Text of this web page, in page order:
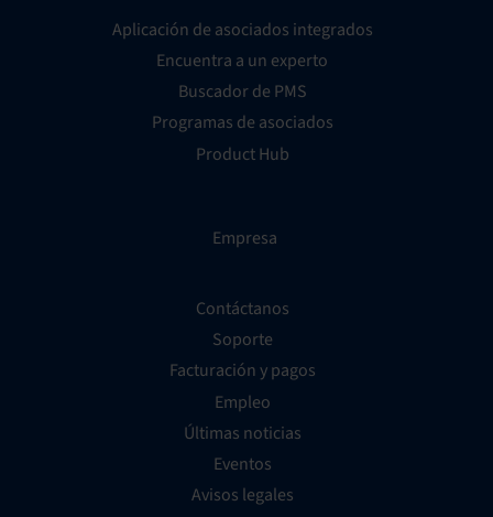
Aplicación de asociados integrados
Encuentra a un experto
Buscador de PMS
Programas de asociados
Product Hub
Empresa
Contáctanos
Soporte
Facturación y pagos
Empleo
Últimas noticias
Eventos
Avisos legales